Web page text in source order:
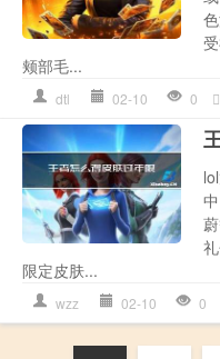
颊部毛...
dtl 02-10 0
限定皮肤...
wzz 02-10 0